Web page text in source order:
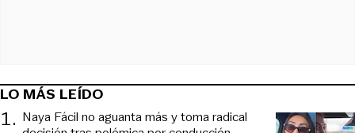
LO MÁS LEÍDO
1. Naya Fácil no aguanta más y toma radical